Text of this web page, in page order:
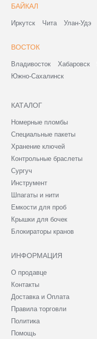
БАЙКАЛ
Иркутск Чита Улан-Удэ
ВОСТОК
Владивосток Хабаровск
Южно-Сахалинск
КАТАЛОГ
Номерные пломбы
Специальные пакеты
Хранение ключей
Контрольные браслеты
Сургуч
Инструмент
Шпагаты и нити
Емкости для проб
Крышки для бочек
Блокираторы кранов
ИНФОРМАЦИЯ
О продавце
Контакты
Доставка и Оплата
Правила торговли
Политика
Помощь